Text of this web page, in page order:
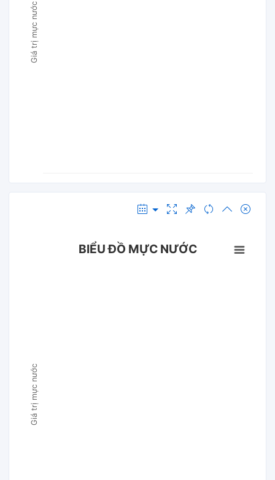
Giá trị mực nước
Giá trị mực nước
BIỂU ĐỒ MỰC NƯỚC